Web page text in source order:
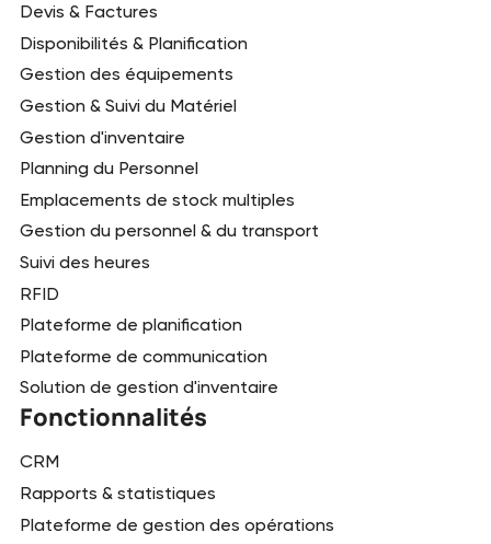
Devis & Factures
Disponibilités & Planification
Gestion des équipements
Gestion & Suivi du Matériel
Gestion d'inventaire
Planning du Personnel
Emplacements de stock multiples
Gestion du personnel & du transport
Suivi des heures
RFID
Plateforme de planification
Plateforme de communication
Solution de gestion d'inventaire
Fonctionnalités
CRM
Rapports & statistiques
Plateforme de gestion des opérations